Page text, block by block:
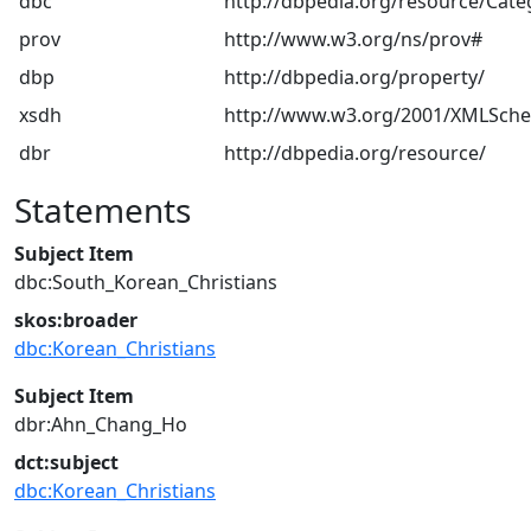
prov
http://www.w3.org/ns/prov#
dbp
http://dbpedia.org/property/
xsdh
http://www.w3.org/2001/
dbr
http://dbpedia.org/resource/
Statements
Subject Item
dbc:South_Korean_Christians
skos:broader
dbc:Korean_Christians
Subject Item
dbr:Ahn_Chang_Ho
dct:subject
dbc:Korean_Christians